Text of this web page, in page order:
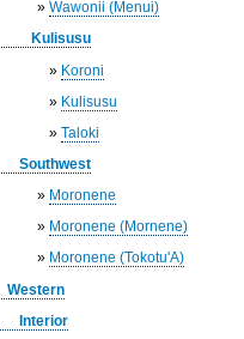
»Wawonii (Menui)
Kulisusu
» Koroni
» Kulisusu
»Taloki
Southwest
» Moronene
» Moronene (Mornene)
» Moronene (Tokotu'A)
Western
Interior